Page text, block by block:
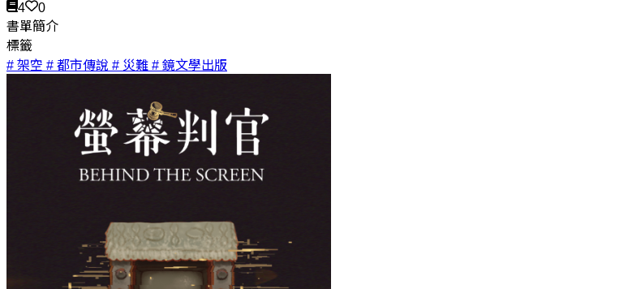
4
0
書單簡介
標籤
# 架空 # 都市傳說 # 災難 # 鏡文學出版